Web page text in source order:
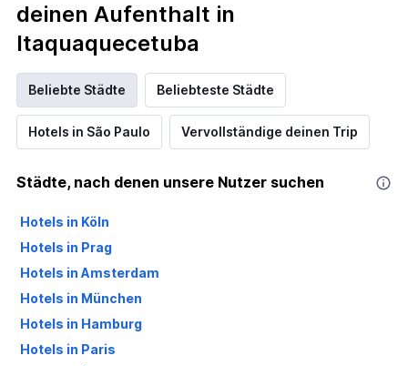
deinen Aufenthalt in
Itaquaquecetuba
Beliebte Städte Beliebteste Städte
Hotels in São Paulo Vervollständige deinen Trip
Städte, nach denen unsere Nutzer suchen
Hotels in Köln
Hotels in Prag
Hotels in Amsterdam
Hotels in München
Hotels in Hamburg
Hotels in Paris